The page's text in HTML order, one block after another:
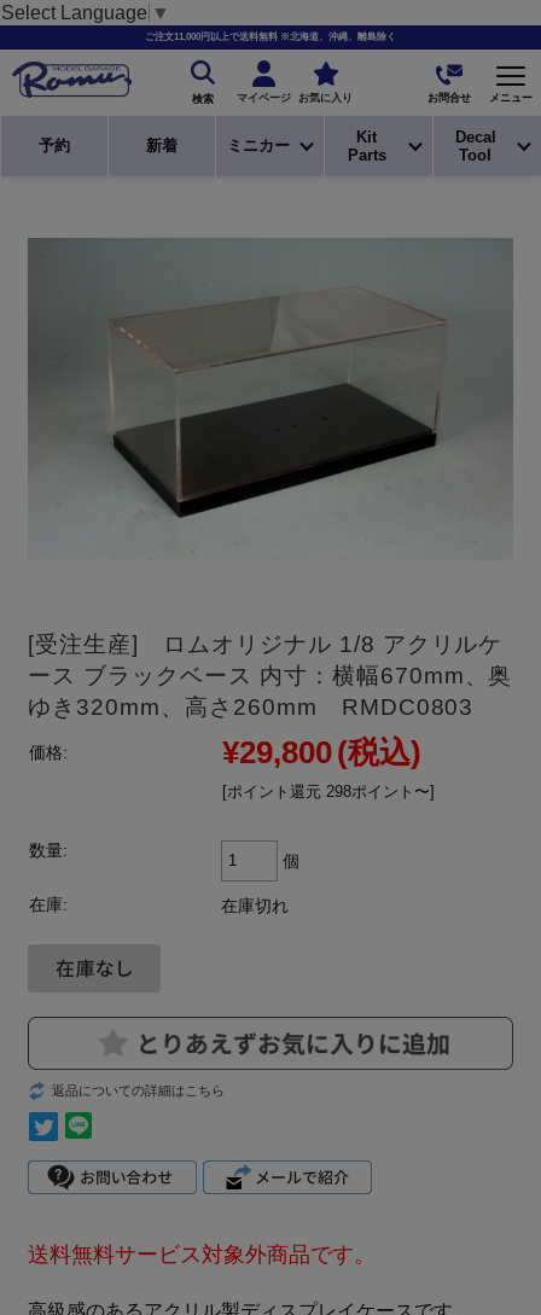
Select Language ▼
ご注文11,000円以上で送料無料 ※北海道、沖縄、離島除く
検索 マイページ お気に入り お問合せ メニュー
予約 新着 ミニカー
Kit
Parts
Decal
Tool
[受注生産] ロムオリジナル 1/8 アクリルケ
ース ブラックベース 内寸：横幅670mm、奥
ゆき320mm、高さ260mm RMDC0803
価格: ¥29,800(税込)
[ポイント還元 298ポイント〜]
数量:
個
在庫: 在庫切れ
返品についての詳細はこちら
送料無料サービス対象外商品です。